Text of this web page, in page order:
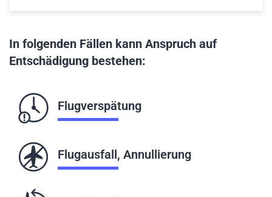
In folgenden Fällen kann Anspruch auf
Entschädigung bestehen:
Flugverspätung
Flugausfall, Annullierung